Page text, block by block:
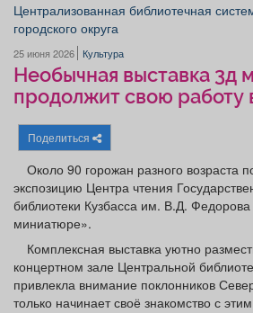
Афиша
Товары Поздравления
Централизованная библиотечная
городского округа
25 июня 2026 Культура
Необычная выставка 3д
продолжит свою работу
Поделиться
Около 90 горожан разного возраста
экспозицию Центра чтения
библиотеки Кузбасса им. В.Д. Федорова
миниатюре».
Комплексная выставка уютно
концертном зале Центральной
привлекла внимание поклонников
только начинает своё знакомство с